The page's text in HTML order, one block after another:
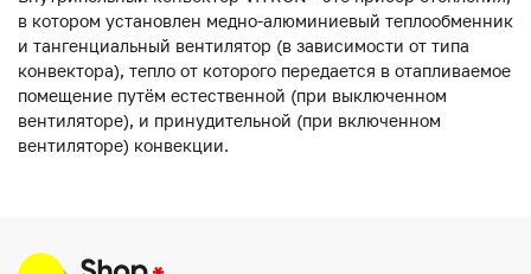
в котором установлен медно-алюминиевый теплообменник
и тангенциальный вентилятор (в зависимости от типа
конвектора), тепло от которого передается в отапливаемое
помещение путём естественной (при выключенном
вентиляторе), и принудительной (при включенном
вентиляторе) конвекции.